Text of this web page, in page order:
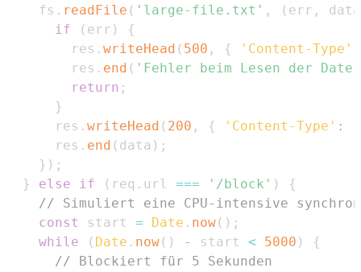
    fs
. readFile ( 'large-file.txt' , ( err ,
data
if
( err )
{
        res
. writeHead ( 500 , { 'Content-Type'
        res
. end ( 'Fehler beim Lesen der
return ;
}
      res
. writeHead ( 200 , { 'Content-Type' :
      res
. end ( data ) ;
} ) ;
}
else if ( req . url === '/block' )
{
// Simuliert eine CPU-intensive
const
start = Date . now( ) ;
while
( Date . now( ) - start < 5000 )
{
// Blockiert für 5 Sekunden